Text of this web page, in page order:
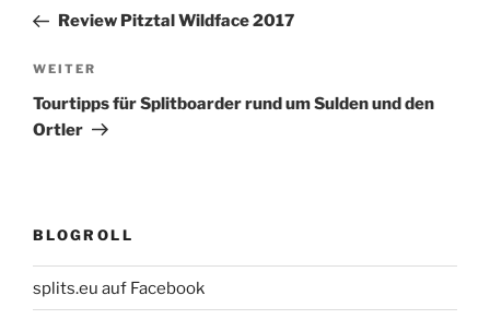
Beitrag
Review Pitztal Wildface 2017
Nächster
Beitrag
WEITER
Tourtipps für Splitboarder rund um Sulden und den
Ortler
BLOGROLL
splits.eu auf Facebook